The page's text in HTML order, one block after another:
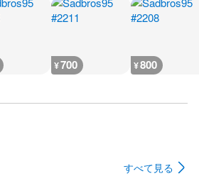
¥700 ¥800
すべて見る